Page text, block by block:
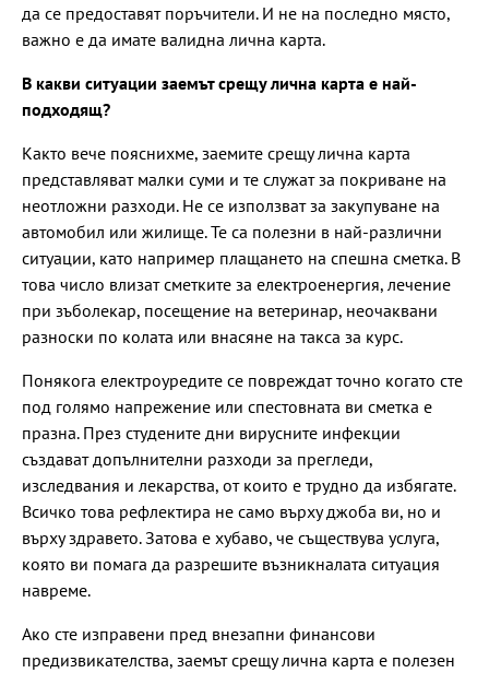
да се предоставят поръчители. И не на последно място,
важно е да имате валидна лична карта.
В какви ситуации заемът срещу лична карта е най-
подходящ?
Както вече пояснихме, заемите срещу лична карта
представляват малки суми и те служат за покриване на
неотложни разходи. Не се използват за закупуване на
автомобил или жилище. Те са полезни в най-различни
ситуации, като например плащането на спешна сметка. В
това число влизат сметките за електроенергия, лечение
при зъболекар, посещение на ветеринар, неочаквани
разноски по колата или внасяне на такса за курс.
Понякога електроуредите се повреждат точно когато сте
под голямо напрежение или спестовната ви сметка е
празна. През студените дни вирусните инфекции
създават допълнителни разходи за прегледи,
изследвания и лекарства, от които е трудно да избягате.
Всичко това рефлектира не само върху джоба ви, но и
върху здравето. Затова е хубаво, че съществува услуга,
която ви помага да разрешите възникналата ситуация
навреме.
Ако сте изправени пред внезапни финансови
предизвикателства, заемът срещу лична карта е полезен